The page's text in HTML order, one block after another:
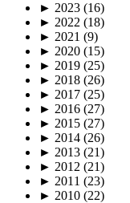
► 2023 (16)
► 2022 (18)
► 2021 (9)
► 2020 (15)
► 2019 (25)
► 2018 (26)
► 2017 (25)
► 2016 (27)
► 2015 (27)
► 2014 (26)
► 2013 (21)
► 2012 (21)
► 2011 (23)
► 2010 (22)